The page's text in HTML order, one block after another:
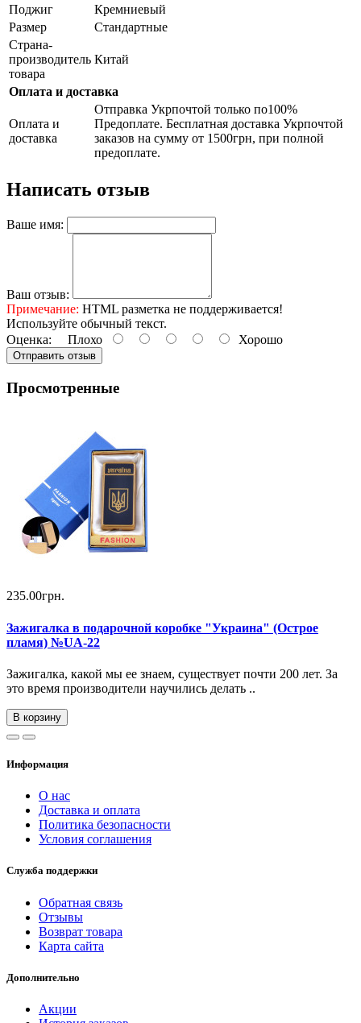
Поджиг
Кремниевый
Размер
Стандартные
Страна-
производитель
товара
Китай
Оплата и доставка
Оплата и
доставка
Отправка Укрпочтой только по100%
Предоплате. Бесплатная доставка Укрпочтой
заказов на сумму от 1500грн, при полной
предоплате.
Написать отзыв
Ваше имя:
Ваш отзыв:
Примечание: HTML разметка не поддерживается!
Используйте обычный текст.
Оценка: Плохо Хорошо
Отправить отзыв
Просмотренные
235.00грн.
Зажигалка в подарочной коробке "Украина" (Острое
пламя) №UA-22
Зажигалка, какой мы ее знаем, существует почти 200 лет. За
это время производители научились делать ..
В корзину
Информация
О нас
Доставка и оплата
Политика безопасности
Условия соглашения
Служба поддержки
Обратная связь
Отзывы
Возврат товара
Карта сайта
Дополнительно
Акции